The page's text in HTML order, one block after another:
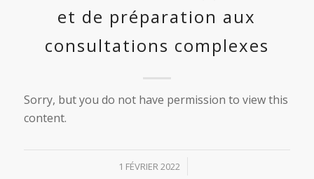
et de préparation aux
consultations complexes
Sorry, but you do not have permission to view this
content.
1 FÉVRIER 2022
/